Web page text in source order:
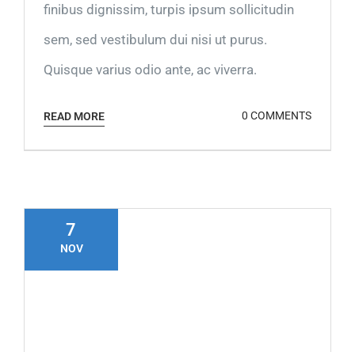
finibus dignissim, turpis ipsum sollicitudin
sem, sed vestibulum dui nisi ut purus.
Quisque varius odio ante, ac viverra.
READ MORE 0 COMMENTS
7
NOV